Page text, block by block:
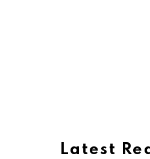
Latest